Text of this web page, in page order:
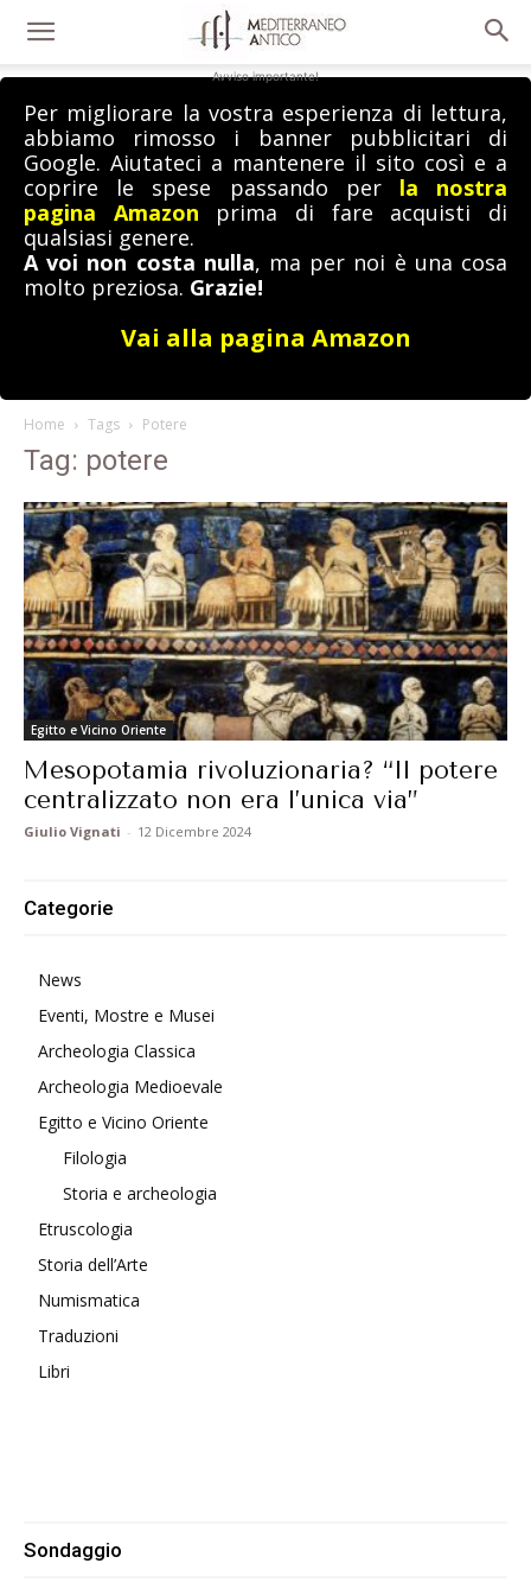
Avviso importante!
Per migliorare la vostra esperienza di lettura,
abbiamo rimosso i banner pubblicitari di
Google. Aiutateci a mantenere il sito così e a
coprire le spese passando per la nostra
pagina Amazon prima di fare acquisti di
qualsiasi genere.
A voi non costa nulla, ma per noi è una cosa
molto preziosa. Grazie!
Vai alla pagina Amazon
Home Tags Potere
Tag: potere
Egitto e Vicino Oriente
Mesopotamia rivoluzionaria? “Il potere
centralizzato non era l’unica via”
Giulio Vignati - 12 Dicembre 2024
Categorie
News
Eventi, Mostre e Musei
Archeologia Classica
Archeologia Medioevale
Egitto e Vicino Oriente
Filologia
Storia e archeologia
Etruscologia
Storia dell’Arte
Numismatica
Traduzioni
Libri
Sondaggio